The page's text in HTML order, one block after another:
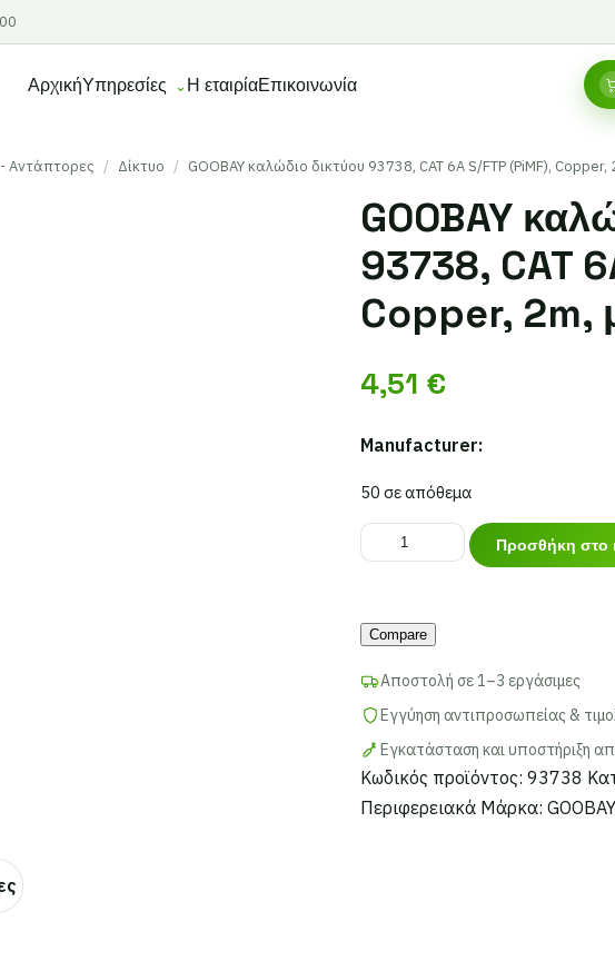
ΑρχικήΥπηρεσίες Η εταιρίαΕπικοινωνία
Αντάπτορες / Δίκτυο / GOOBAY καλώδιο δικτύου 93738, CAT 6A S/FTP (PiMF), Copper,
GOOBAY
93738, CAT
Copper, 2m,
4,51 €
Manufacturer:
50 σε απόθεμα
GOOBAY
καλώδιο
93738,
6A
S/FTP
(PiMF),
Copper,
2m,
Προσθήκη στο
Compare
Αποστολή σε 1–3 εργάσιμες
Εγγύηση αντιπροσωπείας &
Εγκατάσταση και υποστήριξη
Κωδικός προϊόντος:93738
Περιφερειακά Μάρκα:GOOBAY